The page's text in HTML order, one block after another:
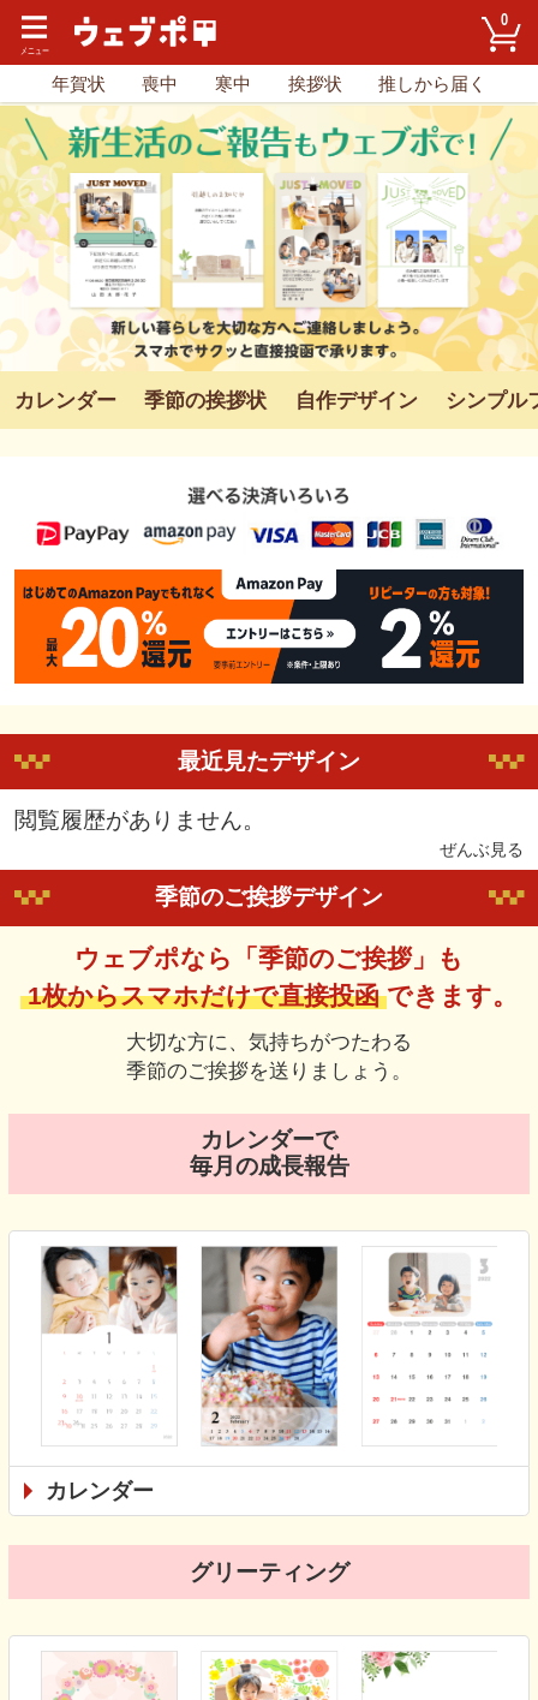
0
年賀状 喪中 寒中 挨拶状 推しから届く
カレンダー 季節の挨拶状 自作デザイン シンプル
最近見たデザイン
閲覧履歴がありません。
ぜんぶ見る
季節のご挨拶デザイン
ウェブポなら「季節のご挨拶」も
1枚からスマホだけで直接投函 できます。
大切な方に、気持ちがつたわる
季節のご挨拶を送りましょう。
カレンダーで
毎月の成長報告
カレンダー
グリーティング